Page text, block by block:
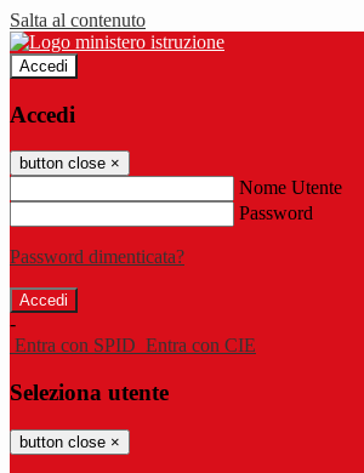
Salta al contenuto
Accedi
Accedi
button close ×
Nome Utente
Password
Password dimenticata?
-
Entra con SPID Entra con CIE
Seleziona utente
button close ×